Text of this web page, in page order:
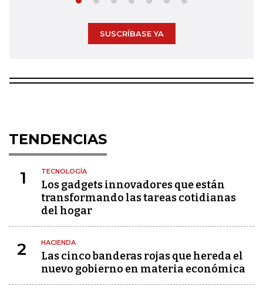
SUSCRÍBASE YA
TENDENCIAS
1 TECNOLOGÍA
Los gadgets innovadores que están
transformando las tareas cotidianas
del hogar
2 HACIENDA
Las cinco banderas rojas que hereda el
nuevo gobierno en materia económica